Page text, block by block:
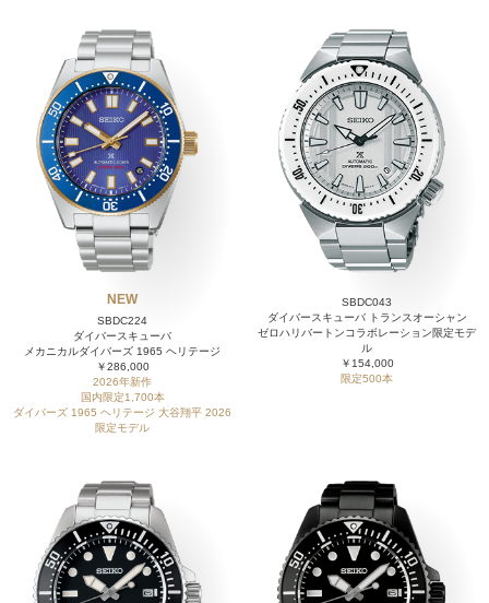
NEW
SBDC224
ダイバースキューバ
メカニカルダイバーズ 1965 ヘリテージ
￥286,000
2026年新作
国内限定1,700本
ダイバーズ 1965 ヘリテージ 大谷翔平 2026
限定モデル
SBDC043
ダイバースキューバ トランスオーシャン
ゼロハリバートンコラボレーション限定モデ
ル
￥154,000
限定500本